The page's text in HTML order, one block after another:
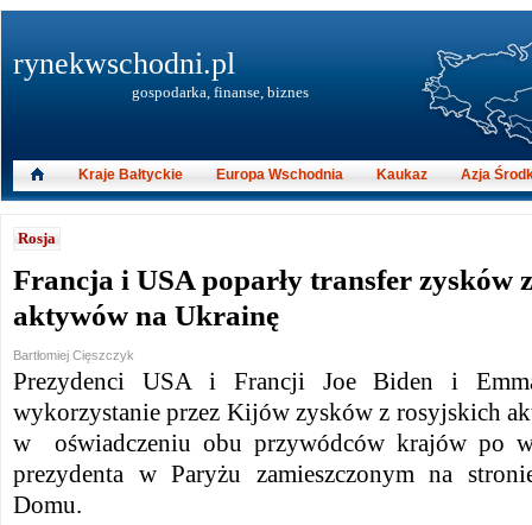
Rosja
Francja i USA poparły transfer zysków
aktywów na Ukrainę
Bartłomiej Cięszczyk
Prezydenci USA i Francji Joe Biden i
wykorzystanie przez Kijów zysków z rosyjskich
w oświadczeniu obu przywódców krajów po
prezydenta w Paryżu zamieszczonym na
Domu.
rynekwschodni.pl
gospodarka, finanse, biznes
Kraje Bałtyckie Europa Wschodnia Kaukaz Azja